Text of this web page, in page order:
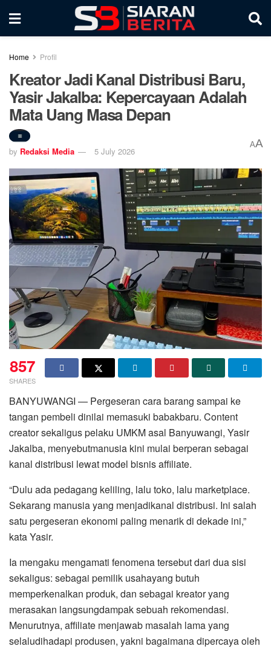
Home Profil
Kreator Jadi Kanal Distribusi Baru,
Yasir Jakalba: Kepercayaan Adalah
Mata Uang Masa Depan
by Redaksi Media 5 July 2026
AA
857
SHARES
BANYUWANGI — Pergeseran cara barang sampai ke
tangan pembeli dinilai memasuki babakbaru. Content
creator sekaligus pelaku UMKM asal Banyuwangi, Yasir
Jakalba, menyebutmanusia kini mulai berperan sebagai
kanal distribusi lewat model bisnis affiliate.
“Dulu ada pedagang keliling, lalu toko, lalu marketplace.
Sekarang manusia yang menjadikanal distribusi. Ini salah
satu pergeseran ekonomi paling menarik di dekade ini,”
kata Yasir.
Ia mengaku mengamati fenomena tersebut dari dua sisi
sekaligus: sebagai pemilik usahayang butuh
memperkenalkan produk, dan sebagai kreator yang
merasakan langsungdampak sebuah rekomendasi.
Menurutnya, affiliate menjawab masalah lama yang
selaludihadapi produsen, yakni bagaimana dipercaya oleh